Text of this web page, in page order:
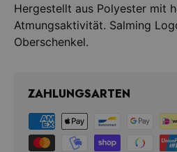
Hergestellt aus Polyester mit
Atmungsaktivität. Salming
ZAHLUNGSARTEN